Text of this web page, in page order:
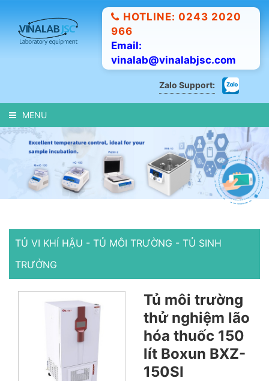
HOTLINE: 0243 2020
966
Email:
vinalab@vinalabjsc.com
Zalo Support:
MENU
TỦ VI KHÍ HẬU - TỦ MÔI TRƯỜNG - TỦ SINH
TRƯỞNG
Tủ môi trường
thử nghiệm lão
hóa thuốc 150
lít Boxun BXZ-
150SI